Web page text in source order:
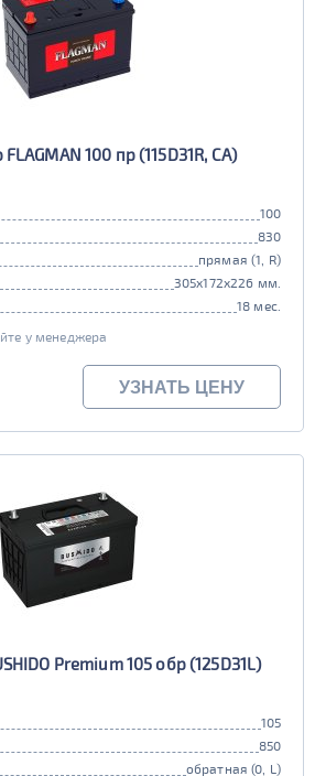
100 пр (115D31R, CA)
100
830
прямая (1, R)
305x172x226 мм.
18 мес.
у менеджера
УЗНАТЬ ЦЕНУ
Premium 105 обр (125D31L)
105
850
обратная (0, L)